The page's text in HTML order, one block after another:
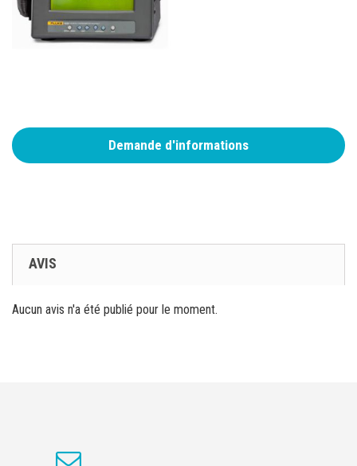
Demande d'informations
AVIS
Aucun avis n'a été publié pour le moment.